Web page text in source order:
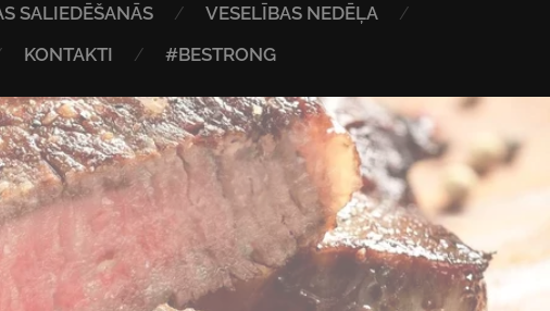
SALIEDĒŠANĀS
VESELĪBAS NEDĒĻA
KONTAKTI #BESTRONG